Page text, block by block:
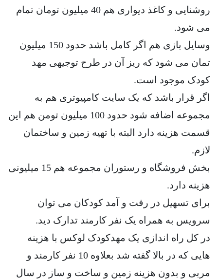
روشنایی و کاغذ دیواری هم 40 میلیون تومان تمام
می شود.
وسایل بازی هم اگر کامل باشد حدود 150 میلیون
تمان می شود که ریز آن در طرح توجیهی مهد
کودک موجود است.
اگر قرار باشد که یک سایت کامپیوتری هم به
مجموعه اضافه شود حدود 100 میلیون تومن هم این
قسمت هزینه دارد البته با تهیه زمین و ساختمان
لازم.
بخش فروشگاه و رستوران مجموعه هم 15 میلیونی
هزینه دارد.
برای تسهیل در رفت و آمد کودکان می توان
سرویس به همراه یک نفر کارمند تدارک دید.
در کل راه اندازی یک مهدکودک لوکس با هزینه
هایی که در بالا گفته شد بعلاوه 10 نفر کارمند و
مربی و بدون هزینه زمین و ساخت و ساز در سال